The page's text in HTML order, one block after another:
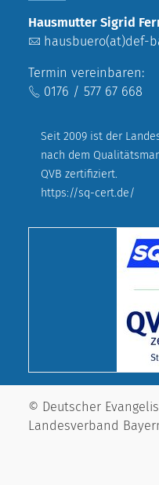
Hausmutter Sigrid
hausbuero(at)def-
Termin vereinbaren:
0176 / 577 67 668
Seit 2009 ist der
nach dem
QVB zertifiziert.
https://sq-cert.de/
© Deutscher
Landesverband